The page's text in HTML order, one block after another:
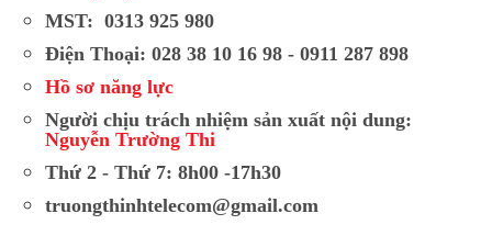
MST: 0313 925 980
Điện Thoại: 028 38 10 16 98 - 0911 287 898
Hồ sơ năng lực
Người chịu trách nhiệm sản xuất nội dung:
Nguyễn Trường Thi
Thứ 2 - Thứ 7: 8h00 -17h30
truongthinhtelecom@gmail.com